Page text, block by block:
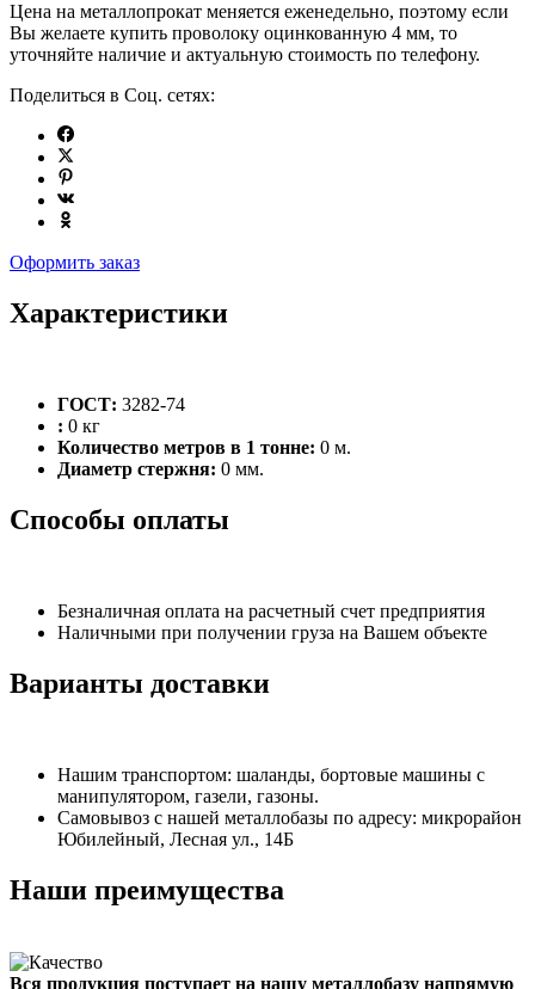
Цена на металлопрокат меняется еженедельно, поэтому если
Вы желаете купить проволоку оцинкованную 4 мм, то
уточняйте наличие и актуальную стоимость по телефону.
Поделиться в Соц. сетях:
Оформить заказ
Характеристики
ГОСТ: 3282-74
: 0 кг
Количество метров в 1 тонне: 0 м.
Диаметр стержня: 0 мм.
Способы оплаты
Безналичная оплата на расчетный счет предприятия
Наличными при получении груза на Вашем объекте
Варианты доставки
Нашим транспортом: шаланды, бортовые машины с
манипулятором, газели, газоны.
Самовывоз с нашей металлобазы по адресу: микрорайон
Юбилейный, Лесная ул., 14Б
Наши преимущества
Вся продукция поступает на нашу металлобазу напрямую